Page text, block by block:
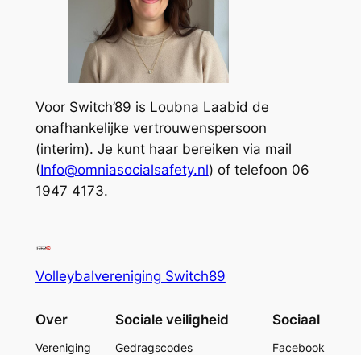
Voor Switch’89 is Loubna Laabid de
onafhankelijke vertrouwenspersoon
(interim). Je kunt haar bereiken via mail
(Info@omniasocialsafety.nl) of telefoon 06
1947 4173.
Volleybalvereniging Switch89
Over
Vereniging
Sociale veiligheid
Gedragscodes
Sociaal
Facebook